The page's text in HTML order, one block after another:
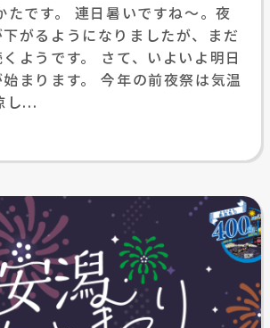
たです。 連日暑いですね～。夜
がるようになりましたが、まだ
ようです。 さて、いよいよ明日
まります。 今年の前夜祭は気温
し...